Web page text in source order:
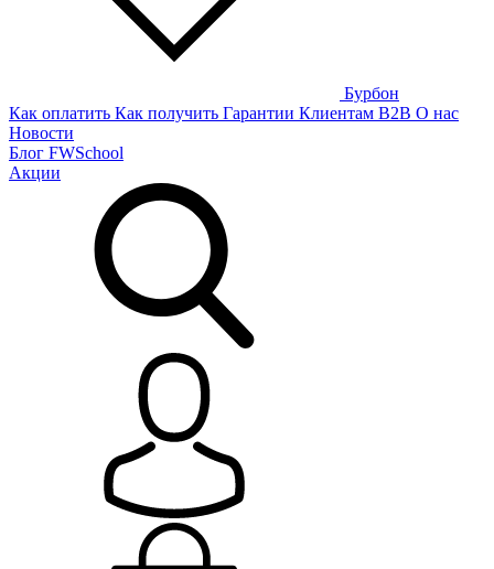
Бурбон
Как оплатить Как получить Гарантии Клиентам B2B О нас
Новости
Блог FWSchool
Акции